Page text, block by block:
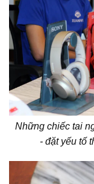
Những chiếc tai
- đặt yếu tố